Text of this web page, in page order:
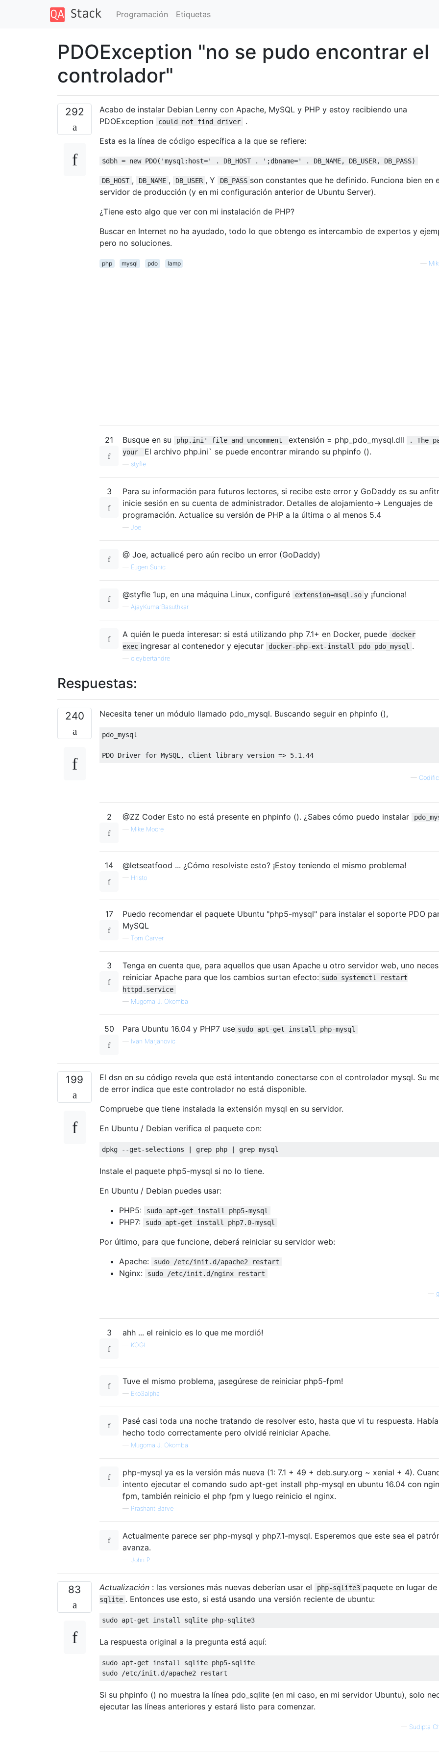
Programación Etiquetas
PDOException "no se pudo encontrar el
controlador"
292
Acabo de instalar Debian Lenny con Apache, MySQL y PHP y estoy recibiendo una
PDOException
could not find driver
.
Esta es la línea de código específica a la que se refiere:
$dbh = new PDO('mysql:host=' . DB_HOST . ';dbname=' . DB_NAME, DB_USER, DB_PASS)
DB_HOST , DB_NAME , DB_USER , Y DB_PASS son constantes que he definido. Funciona bien en
servidor de producción (y en mi configuración anterior de Ubuntu Server).
¿Tiene esto algo que ver con mi instalación de PHP?
Buscar en Internet no ha ayudado, todo lo que obtengo es intercambio de expertos y
pero no soluciones.
php mysql pdo lamp —
21 Busque en su php.ini' file and uncomment extensión = php_pdo_mysql.dll
. The
your
El archivo php.ini` se puede encontrar mirando su phpinfo ().
styfle
3
Para su información para futuros lectores, si recibe este error y GoDaddy es su
inicie sesión en su cuenta de administrador. Detalles de alojamiento-> Lenguajes de
programación. Actualice su versión de PHP a la última o al menos 5.4
— Joe
@ Joe, actualicé pero aún recibo un error (GoDaddy)
— Eugen Sunic
@styfle 1up, en una máquina Linux, configuré extension=msql.so y ¡funciona!
— AjayKumarBasuthkar
A quién le pueda interesar: si está utilizando php 7.1+ en Docker, puede
docker
exec ingresar al contenedor y ejecutar docker-php-ext-install pdo pdo_mysql .
cleybertandre
Respuestas:
240 Necesita tener un módulo llamado pdo_mysql. Buscando seguir en phpinfo (),
pdo_mysql
PDO Driver for MySQL , client library version => 5.1 .44
—
2 @ZZ Coder Esto no está presente en phpinfo (). ¿Sabes cómo puedo instalar
— Mike Moore
14 @letseatfood ... ¿Cómo resolviste esto? ¡Estoy teniendo el mismo problema!
— Hristo
17
Puedo recomendar el paquete Ubuntu "php5-mysql" para instalar el soporte PDO
MySQL
— Tom Carver
3
Tenga en cuenta que, para aquellos que usan Apache u otro servidor web, uno
reiniciar Apache para que los cambios surtan efecto: sudo systemctl restart
httpd.service
— Mugoma J. Okomba
50 Para Ubuntu 16.04 y PHP7 use sudo apt-get install php-mysql
— Ivan Marjanovic
199
El dsn en su código revela que está intentando conectarse con el controlador mysql. Su
de error indica que este controlador no está disponible.
Compruebe que tiene instalada la extensión mysql en su servidor.
En Ubuntu / Debian verifica el paquete con:
dpkg --get-selections | grep php | grep mysql
Instale el paquete php5-mysql si no lo tiene.
En Ubuntu / Debian puedes usar:
PHP5:
sudo apt-get install php5-mysql
PHP7: sudo apt-get install php7.0-mysql
Por último, para que funcione, deberá reiniciar su servidor web:
Apache:
sudo /etc/init.d/apache2 restart
Nginx: sudo /etc/init.d/nginx restart
3 ahh ... el reinicio es lo que me mordió!
— KOGI
Tuve el mismo problema, ¡asegúrese de reiniciar php5-fpm!
— Eko3alpha
Pasé casi toda una noche tratando de resolver esto, hasta que vi tu respuesta. Había
hecho todo correctamente pero olvidé reiniciar Apache.
— Mugoma J. Okomba
php-mysql ya es la versión más nueva (1: 7.1 + 49 + deb.sury.org ~ xenial + 4).
intento ejecutar el comando sudo apt-get install php-mysql en ubuntu 16.04 con
fpm, también reinicio el php fpm y luego reinicio el nginx.
— Prashant Barve
Actualmente parece ser php-mysql y php7.1-mysql. Esperemos que este sea el
avanza.
— John P
83 Actualización : las versiones más nuevas deberían usar el php-sqlite3 paquete en lugar de
sqlite . Entonces use esto, si está usando una versión reciente de ubuntu:
sudo apt-get install sqlite php-sqlite3
La respuesta original a la pregunta está aquí:
sudo apt-get install sqlite php5-sqlite
sudo
/etc/init . d/apache2 restart
Si su phpinfo () no muestra la línea pdo_sqlite (en mi caso, en mi servidor Ubuntu), solo
ejecutar las líneas anteriores y estará listo para comenzar.
— Sudipta